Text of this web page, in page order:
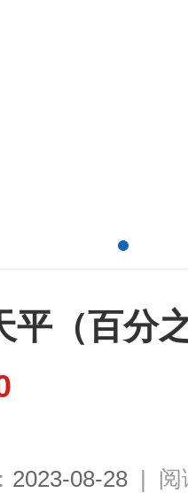
平（百分
2023-08-28 | 阅